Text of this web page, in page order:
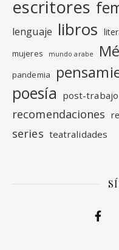
escritores
lenguaje libros
mujeres mundo arabe
pandemia
poesía post-trabajo
recomendaciones
series teatralidades